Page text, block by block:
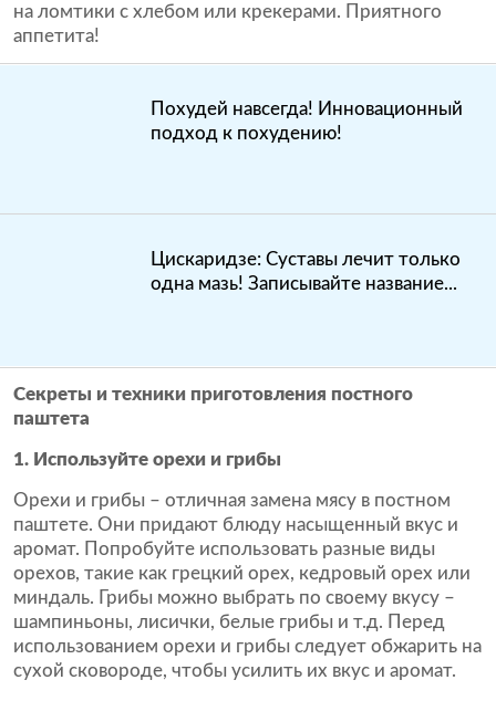
на ломтики с хлебом или крекерами. Приятного
аппетита!
Похудей навсегда! Инновационный
подход к похудению!
Цискаридзе: Суставы лечит только
одна мазь! Записывайте название...
Секреты и техники приготовления постного
паштета
1. Используйте орехи и грибы
Орехи и грибы – отличная замена мясу в постном
паштете. Они придают блюду насыщенный вкус и
аромат. Попробуйте использовать разные виды
орехов, такие как грецкий орех, кедровый орех или
миндаль. Грибы можно выбрать по своему вкусу –
шампиньоны, лисички, белые грибы и т.д. Перед
использованием орехи и грибы следует обжарить на
сухой сковороде, чтобы усилить их вкус и аромат.